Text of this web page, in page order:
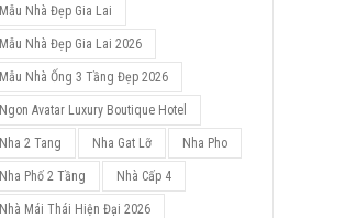
Mẫu Nhà Đẹp Gia Lai
Mẫu Nhà Đẹp Gia Lai 2026
Mẫu Nhà Ống 3 Tầng Đẹp 2026
Ngon Avatar Luxury Boutique Hotel
Nha 2 Tang Nha Gat Lỡ Nha Pho
Nha Phố 2 Tầng Nhà Cấp 4
Nhà Mái Thái Hiện Đại 2026